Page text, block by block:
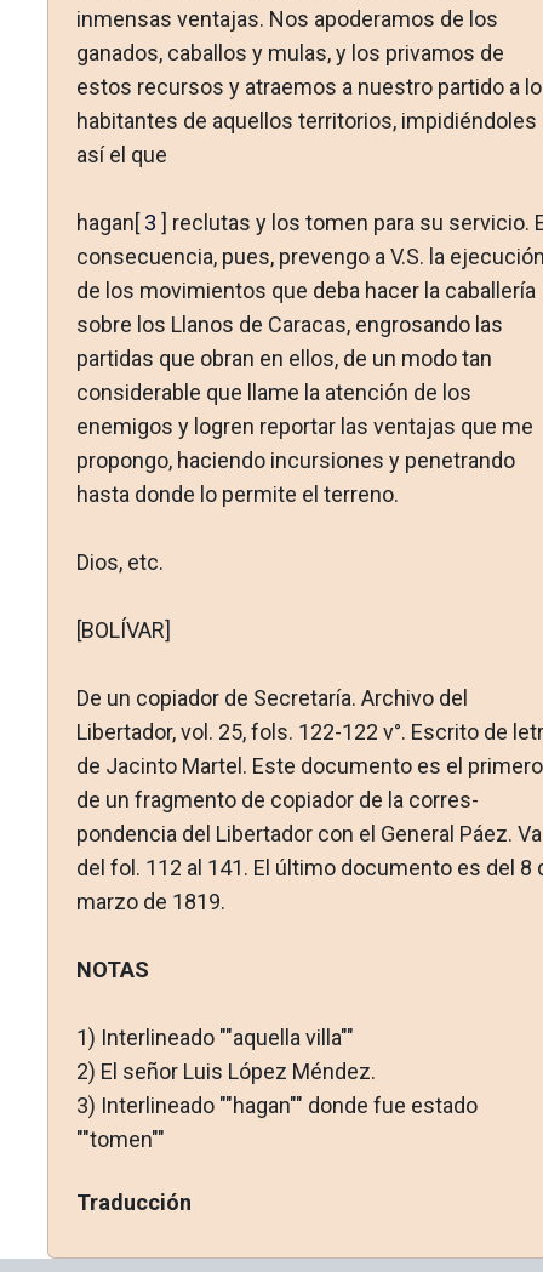
inmensas ventajas. Nos apoderamos de los
ganados, caballos y mulas, y los privamos de
estos recursos y atraemos a nuestro partido a
habitantes de aquellos territorios, impidiéndoles
así el que
hagan[ 3 ] reclutas y los tomen para su servicio.
consecuen­cia, pues, prevengo a V.S. la
de los movimientos que deba hacer la caballería
sobre los Llanos de Caracas, engrosan­do las
partidas que obran en ellos, de un modo tan
considera­ble que llame la atención de los
enemigos y logren reportar las ventajas que me
propongo, haciendo incursiones y penetrando
hasta donde lo permite el terreno.
Dios, etc.
[BOLÍVAR]
De un copiador de Secretaría. Archivo del
Libertador, vol. 25, fols. 122-122 v°. Escrito de
de Jacinto Martel. Este do­cumento es el primero
de un fragmento de copiador de la corres­
pondencia del Libertador con el General Páez. Va
del fol. 112 al 141. El último documento es del 8
marzo de 1819.
NOTAS
1) Interlineado ""aquella villa""
2) El señor Luis López Méndez.
3) Interlineado ""hagan"" donde fue estado
""tomen""
Traducción